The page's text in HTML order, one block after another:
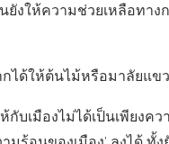
งให้ความช่วยเหลือทาง
ได้ให้ต้นไม้หรือมาลัยแ
กับเมืองไม่ได้เป็นเพียง